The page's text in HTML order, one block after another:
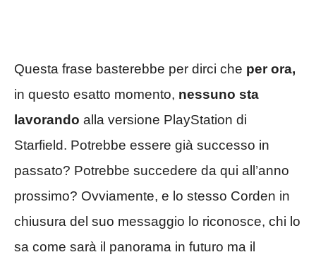
Questa frase basterebbe per dirci che per ora,
in questo esatto momento, nessuno sta
lavorando alla versione PlayStation di
Starfield. Potrebbe essere già successo in
passato? Potrebbe succedere da qui all’anno
prossimo? Ovviamente, e lo stesso Corden in
chiusura del suo messaggio lo riconosce, chi lo
sa come sarà il panorama in futuro ma il